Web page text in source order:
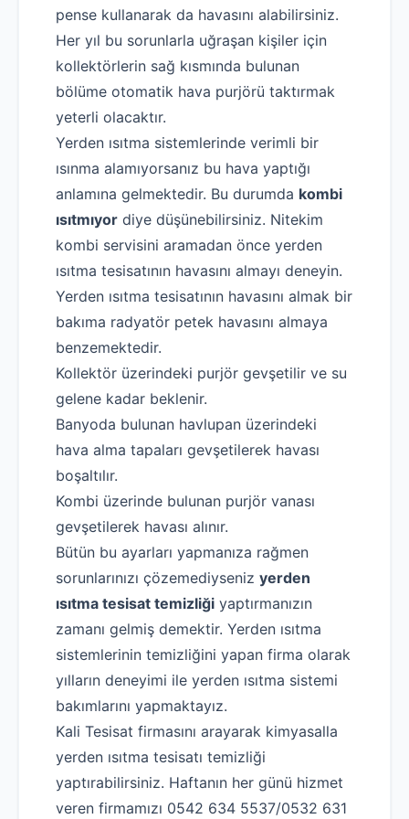
pense kullanarak da havasını alabilirsiniz.
Her yıl bu sorunlarla uğraşan kişiler için
kollektörlerin sağ kısmında bulunan
bölüme otomatik hava purjörü taktırmak
yeterli olacaktır.
Yerden ısıtma sistemlerinde verimli bir
ısınma alamıyorsanız bu hava yaptığı
anlamına gelmektedir. Bu durumda kombi
ısıtmıyor diye düşünebilirsiniz. Nitekim
kombi servisini aramadan önce yerden
ısıtma tesisatının havasını almayı deneyin.
Yerden ısıtma tesisatının havasını almak bir
bakıma radyatör petek havasını almaya
benzemektedir.
Kollektör üzerindeki purjör gevşetilir ve su
gelene kadar beklenir.
Banyoda bulunan havlupan üzerindeki
hava alma tapaları gevşetilerek havası
boşaltılır.
Kombi üzerinde bulunan purjör vanası
gevşetilerek havası alınır.
Bütün bu ayarları yapmanıza rağmen
sorunlarınızı çözemediyseniz yerden
ısıtma tesisat temizliği yaptırmanızın
zamanı gelmiş demektir. Yerden ısıtma
sistemlerinin temizliğini yapan firma olarak
yılların deneyimi ile yerden ısıtma sistemi
bakımlarını yapmaktayız.
Kali Tesisat firmasını arayarak kimyasalla
yerden ısıtma tesisatı temizliği
yaptırabilirsiniz. Haftanın her günü hizmet
veren firmamızı 0542 634 5537/0532 631